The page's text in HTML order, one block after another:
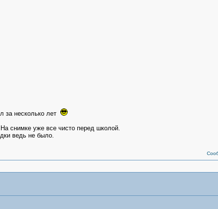
за несколько лет
снимке уже все чисто перед школой.
ведь не было.